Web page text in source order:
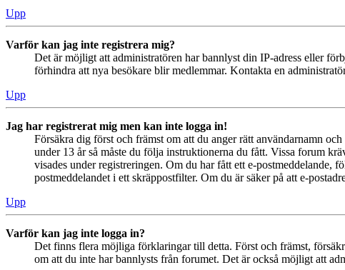
Upp
Varför kan jag inte registrera mig?
Det är möjligt att administratören har bannlyst din IP-adress eller
förhindra att nya besökare blir medlemmar. Kontakta en
Upp
Jag har registrerat mig men kan inte logga in!
Försäkra dig först och främst om att du anger rätt användarnamn
under 13 år så måste du följa instruktionerna du fått. Vissa forum
visades under registreringen. Om du har fått ett e-postmeddelande,
postmeddelandet i ett skräppostfilter. Om du är säker på att e-
Upp
Varför kan jag inte logga in?
Det finns flera möjliga förklaringar till detta. Först och främst,
om att du inte har bannlysts från forumet. Det är också möjligt att